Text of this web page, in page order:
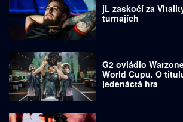
jL zaskočí za
turnajích
G2 ovládlo
World Cupu. O
jedenáctá hra